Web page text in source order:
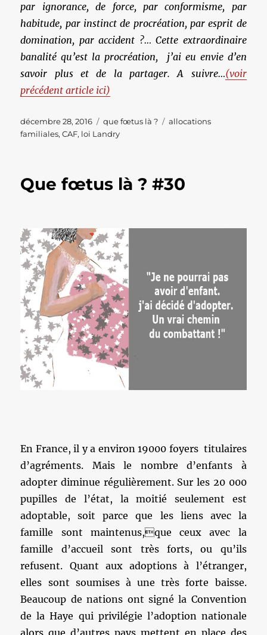
par ignorance, de force, par conformisme, par
habitude, par instinct de procréation, par esprit de
domination, par accident ?… Cette extraordinaire
banalité qu’est la procréation, j’ai eu envie d’en
savoir plus et de la partager. A suivre…(voir
précédent article ici)
Publié
le
décembre 28, 2016 Catégories
que fœtus là ? Étiquettes
allocations
familiales,CAF, loi Landry
Que fœtus là ? #30
En France, il y a environ 19000 foyers titulaires
d’agréments. Mais le nombre d’enfants à
adopter diminue régulièrement. Sur les 20 000
pupilles de l’état, la moitié seulement est
adoptable, soit parce que les liens avec la
famille sont maintenus,que ceux avec la
famille d’accueil sont très forts, ou qu’ils
refusent. Quant aux adoptions à l’étranger,
elles sont soumises à une très forte baisse.
Beaucoup de nations ont signé la Convention
de la Haye qui privilégie l’adoption nationale
alors que d’autres pays mettent en place des